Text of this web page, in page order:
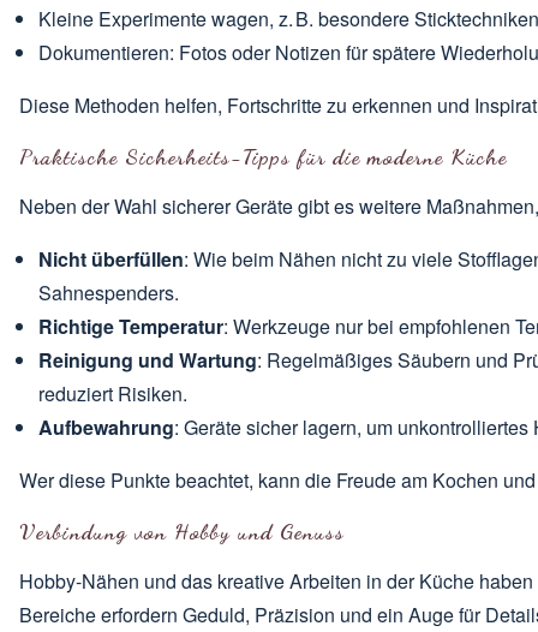
Kleine Experimente wagen, z. B. besondere
Dokumentieren: Fotos oder Notizen für spätere
Diese Methoden helfen, Fortschritte zu erkennen und
Praktische Sicherheits-Tipps für die moderne Küche
Neben der Wahl sicherer Geräte gibt es weitere
Nicht überfüllen: Wie beim Nähen nicht zu viele
Sahnespenders.
Richtige Temperatur: Werkzeuge nur bei empfohlenen
Reinigung und Wartung: Regelmäßiges Säubern und
reduziert Risiken.
Aufbewahrung: Geräte sicher lagern, um
Wer diese Punkte beachtet, kann die Freude am Kochen
Verbindung von Hobby und Genuss
Hobby-Nähen und das kreative Arbeiten in der Küche
Bereiche erfordern Geduld, Präzision und ein Auge für